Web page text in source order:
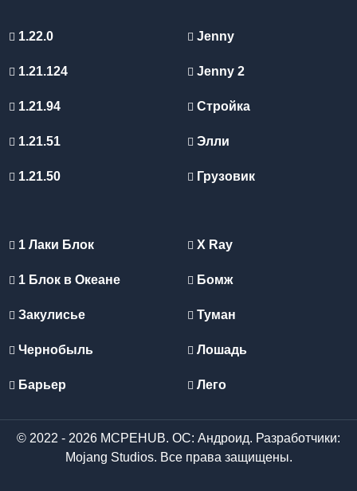
1.22.0
1.21.124
1.21.94
1.21.51
1.21.50
Jenny
Jenny 2
Стройка
Элли
Грузовик
1 Лаки Блок
1 Блок в Океане
Закулисье
Чернобыль
Барьер
X Ray
Бомж
Туман
Лошадь
Лего
© 2022 - 2026 MCPEHUB. ОС: Андроид. Разработчики:
Mojang Studios. Все права защищены.